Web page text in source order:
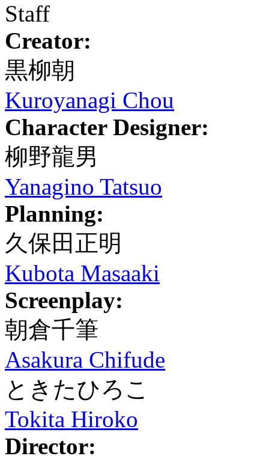
Staff
Creator:
黒柳朝
Kuroyanagi Chou
Character Designer:
柳野龍男
Yanagino Tatsuo
Planning:
久保田正明
Kubota Masaaki
Screenplay:
朝倉千筆
Asakura Chifude
ときたひろこ
Tokita Hiroko
Director: